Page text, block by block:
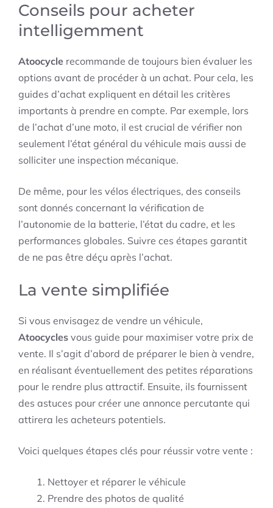
Conseils pour acheter
intelligemment
Atoocycle recommande de toujours bien évaluer les
options avant de procéder à un achat. Pour cela, les
guides d’achat expliquent en détail les critères
importants à prendre en compte. Par exemple, lors
de l’achat d’une moto, il est crucial de vérifier non
seulement l’état général du véhicule mais aussi de
solliciter une inspection mécanique.
De même, pour les vélos électriques, des conseils
sont donnés concernant la vérification de
l’autonomie de la batterie, l’état du cadre, et les
performances globales. Suivre ces étapes garantit
de ne pas être déçu après l’achat.
La vente simplifiée
Si vous envisagez de vendre un véhicule,
Atoocycles vous guide pour maximiser votre prix de
vente. Il s’agit d’abord de préparer le bien à vendre,
en réalisant éventuellement des petites réparations
pour le rendre plus attractif. Ensuite, ils fournissent
des astuces pour créer une annonce percutante qui
attirera les acheteurs potentiels.
Voici quelques étapes clés pour réussir votre vente :
Nettoyer et réparer le véhicule
Prendre des photos de qualité